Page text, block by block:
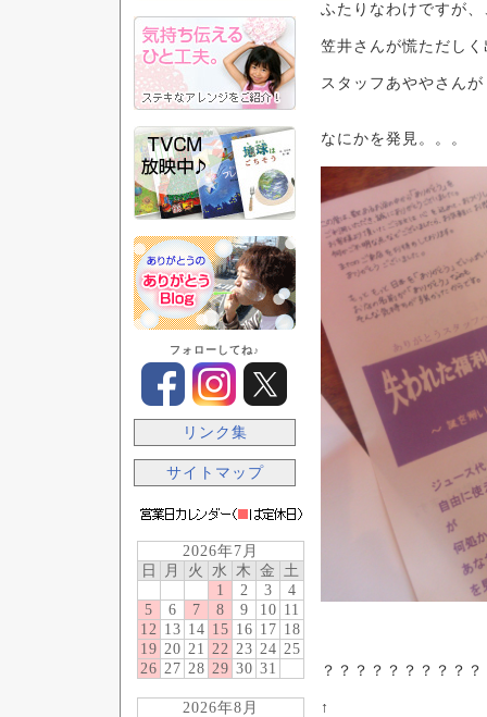
フォローしてね♪
リンク集
サイトマップ
2026年7月
日
月 火 水 木 金 土
1
2 3
4
5
6 7 8 9 10 11
12 13 14 15 16 17 18
19 20 21 22 23 24 25
26 27 28 29 30 31
2026年8月
ふたりなわけですが、
笠井さんが慌ただし
スタッフあややさんが
なにかを発見。。。
？？？？？？？？？？
↑